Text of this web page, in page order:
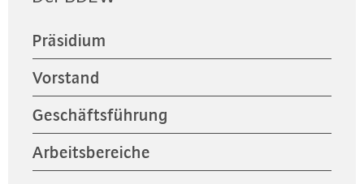
Präsidium
Vorstand
Geschäftsführung
Arbeitsbereiche